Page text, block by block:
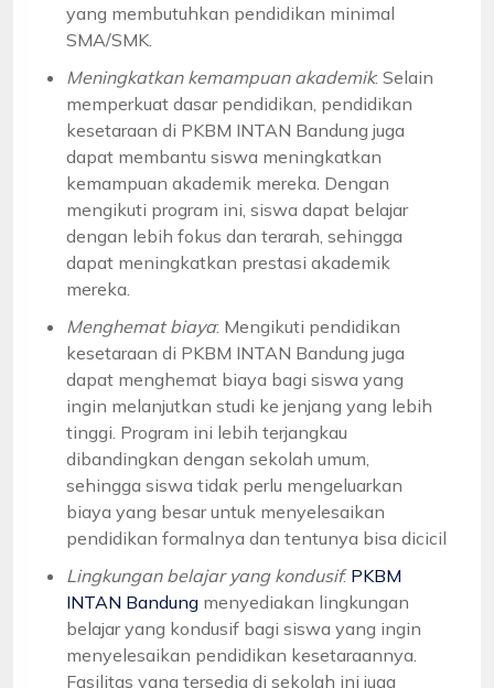
yang membutuhkan pendidikan minimal
SMA/SMK.
Meningkatkan kemampuan akademik: Selain
memperkuat dasar pendidikan, pendidikan
kesetaraan di PKBM INTAN Bandung juga
dapat membantu siswa meningkatkan
kemampuan akademik mereka. Dengan
mengikuti program ini, siswa dapat belajar
dengan lebih fokus dan terarah, sehingga
dapat meningkatkan prestasi akademik
mereka.
Menghemat biaya: Mengikuti pendidikan
kesetaraan di PKBM INTAN Bandung juga
dapat menghemat biaya bagi siswa yang
ingin melanjutkan studi ke jenjang yang lebih
tinggi. Program ini lebih terjangkau
dibandingkan dengan sekolah umum,
sehingga siswa tidak perlu mengeluarkan
biaya yang besar untuk menyelesaikan
pendidikan formalnya dan tentunya bisa dicicil
Lingkungan belajar yang kondusif: PKBM
INTAN Bandung menyediakan lingkungan
belajar yang kondusif bagi siswa yang ingin
menyelesaikan pendidikan kesetaraannya.
Fasilitas yang tersedia di sekolah ini juga